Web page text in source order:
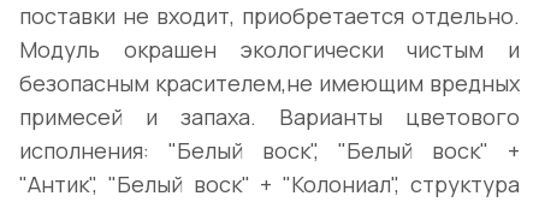
поставки не входит, приобретается отдельно.
Модуль окрашен экологически чистым и
безопасным красителем,не имеющим вредных
примесей и запаха. Варианты цветового
исполнения: "Белый воск", "Белый воск" +
"Антик", "Белый воск" + "Колониал", структура